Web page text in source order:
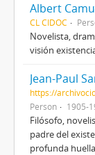
Albert
CL CIDOC
Novelista,
visión
Jean-Paul
https://
Person
1905-
Filósofo,
padre del
profunda